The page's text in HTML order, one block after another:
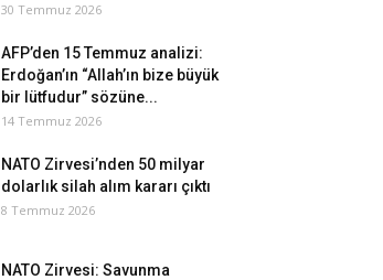
30 Temmuz 2026
AFP’den 15 Temmuz analizi:
Erdoğan’ın “Allah’ın bize büyük
bir lütfudur” sözüne...
14 Temmuz 2026
NATO Zirvesi’nden 50 milyar
dolarlık silah alım kararı çıktı
8 Temmuz 2026
NATO Zirvesi: Savunma